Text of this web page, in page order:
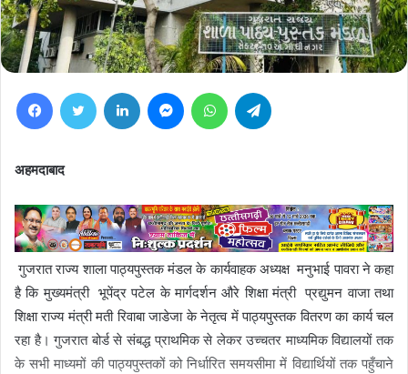
FacebookTwitter LinkedIn MessengerWhatsApp
अहमदाबाद
गुजरात राज्य शाला पाठ्यपुस्तक मंडल के कार्यवाहक अध्यक्ष मनुभाई पावरा ने कहा
है कि मुख्यमंत्री भूपेंद्र पटेल के मार्गदर्शन औरे शिक्षा मंत्री प्रद्युमन वाजा तथा
शिक्षा राज्य मंत्री मती रिवाबा जाडेजा के नेतृत्व में पाठ्यपुस्तक वितरण का कार्य चल
रहा है। गुजरात बोर्ड से संबद्ध प्राथमिक से लेकर उच्चतर माध्यमिक विद्यालयों तक
के सभी माध्यमों की पाठ्यपुस्तकों को निर्धारित समयसीमा में विद्यार्थियों तक पहुँचाने